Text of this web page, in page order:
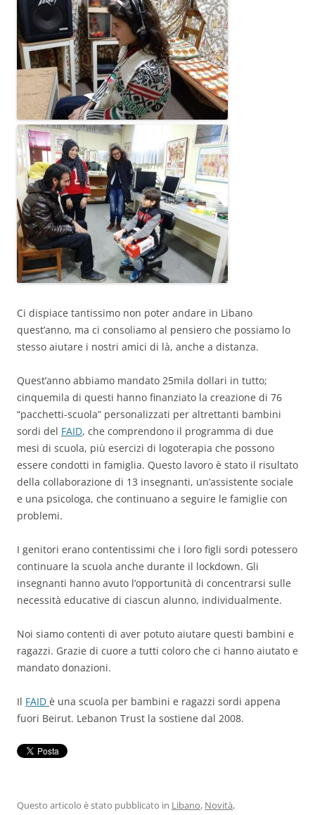
Ci dispiace tantissimo non poter andare in Libano
quest’anno, ma ci consoliamo al pensiero che possiamo lo
stesso aiutare i nostri amici di là, anche a distanza.
Quest’anno abbiamo mandato 25mila dollari in tutto;
cinquemila di questi hanno finanziato la creazione di 76
“pacchetti-scuola” personalizzati per altrettanti bambini
sordi del FAID, che comprendono il programma di due
mesi di scuola, più esercizi di logoterapia che possono
essere condotti in famiglia. Questo lavoro è stato il risultato
della collaborazione di 13 insegnanti, un’assistente sociale
e una psicologa, che continuano a seguire le famiglie con
problemi.
I genitori erano contentissimi che i loro figli sordi potessero
continuare la scuola anche durante il lockdown. Gli
insegnanti hanno avuto l’opportunità di concentrarsi sulle
necessità educative di ciascun alunno, individualmente.
Noi siamo contenti di aver potuto aiutare questi bambini e
ragazzi. Grazie di cuore a tutti coloro che ci hanno aiutato e
mandato donazioni.
Il FAID è una scuola per bambini e ragazzi sordi appena
fuori Beirut. Lebanon Trust la sostiene dal 2008.
Questo articolo è stato pubblicato in Libano, Novità,